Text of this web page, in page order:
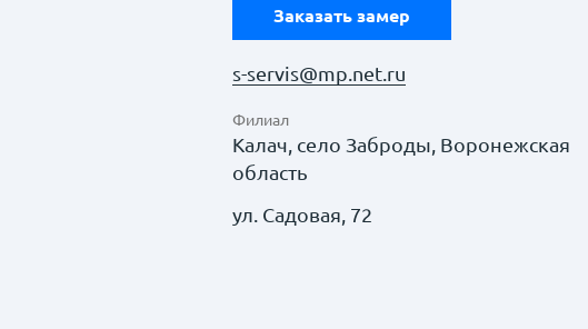
Заказать замер
s-servis@mp.net.ru
Филиал
Калач, село Заброды, Воронежская
область
ул. Садовая, 72